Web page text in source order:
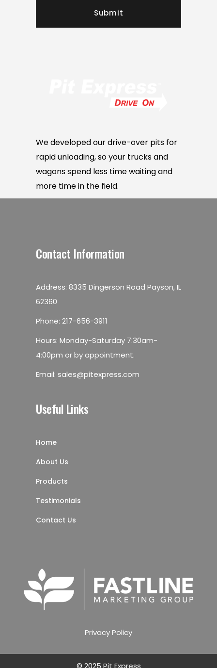
We developed our drive-over pits for
rapid unloading, so your trucks and
wagons spend less time waiting and
more time in the field.
Contact Information
Address: 8335 Dingerson Road Payson, IL
62360
Phone: 217-656-3911
Hours: Monday-Saturday 7:30am-
4:00pm or by appointment.
Email: sales@pitexpress.com
Useful Links
Home
About Us
Products
Testimonials
Contact Us
Privacy Policy
© 2025 Pit Express